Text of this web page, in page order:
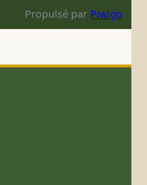
Propulsé par Piwigo